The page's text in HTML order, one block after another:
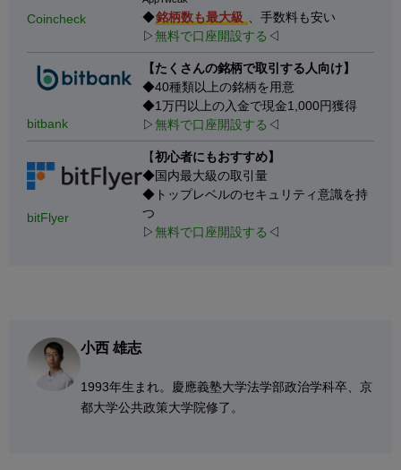
Coincheck ◆銘柄数も最大級
、手数料も安い
▷無料で口座開設する ◁
bitbank
【たくさんの銘柄で取引する人向け】
◆40種類以上の銘柄を用意
◆1万円以上の入金で現金1,000円獲得
▷無料で口座開設する ◁
bitFlyer
【初心者にもおすすめ】
◆国内最大級の取引量
◆トップレベルのセキュリティ意識を持
つ
▷無料で口座開設する ◁
小西 雄志
1993年生まれ。慶應義塾大学法学部政治学科卒、京
都大学公共政策大学院修了。